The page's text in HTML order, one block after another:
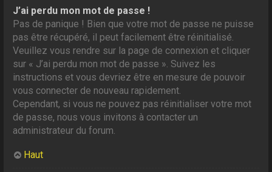
J’ai perdu mon mot de passe !
Pas de panique ! Bien que votre mot de passe ne puisse
pas être récupéré, il peut facilement être réinitialisé.
Veuillez vous rendre sur la page de connexion et cliquer
sur « J’ai perdu mon mot de passe ». Suivez les
instructions et vous devriez être en mesure de pouvoir
vous connecter de nouveau rapidement.
Cependant, si vous ne pouvez pas réinitialiser votre mot
de passe, nous vous invitons à contacter un
administrateur du forum.
Haut